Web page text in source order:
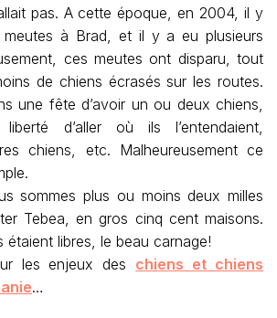
pas. A cette époque, en 2004, il y
à Brad, et il y a eu plusieurs
ces meutes ont disparu, tout
de chiens écrasés sur les routes.
une fête d’avoir un ou deux chiens,
d’aller où ils l’entendaient,
chiens, etc. Malheureusement ce
sommes plus ou moins deux milles
Tebea, en gros cinq cent maisons.
étaient libres, le beau carnage!
les enjeux des chiens et chiens
…